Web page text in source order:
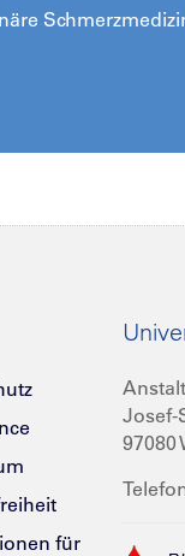
für
Josef-
97080